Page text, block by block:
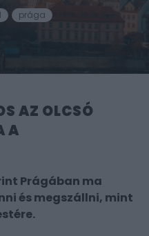
prága
AZ OLCSÓ
A
Prágában ma
és megszállni, mint